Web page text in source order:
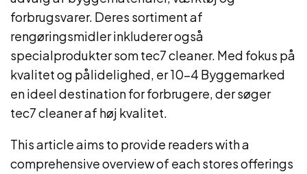
forbrugsvarer. Deres sortiment af
rengøringsmidler inkluderer også
specialprodukter som tec7 cleaner. Med fokus på
kvalitet og pålidelighed, er 10-4 Byggemarked
en ideel destination for forbrugere, der søger
tec7 cleaner af høj kvalitet.
This article aims to provide readers with a
comprehensive overview of each stores offerings